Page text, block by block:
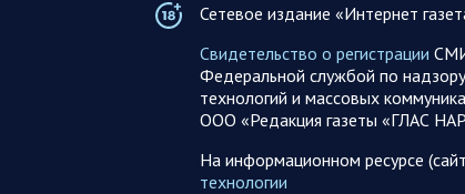
Сетевое издание «Интернет
Свидетельство о регистрации
Федеральной службой по
технологий и массовых
ООО «Редакция газеты «ГЛАС
На информационном ресурсе
технологии